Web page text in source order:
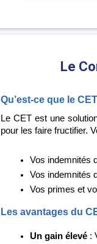
Le
Qu’est-ce que le
Le CET est une
pour les faire fructifier.
Vos indemnités
Vos indemnités
Vos primes et
Les avantages du
Un gain élevé :